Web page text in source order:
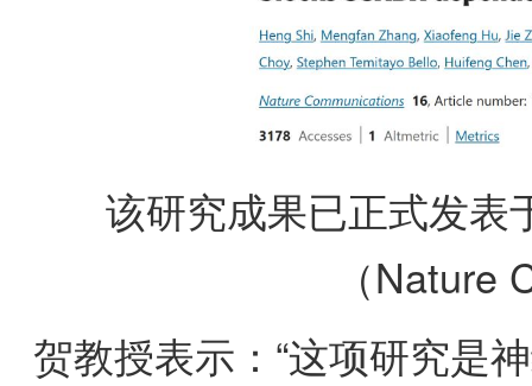
该研究成果已正式发表
（Nature
贺教授表示：“这项研究是